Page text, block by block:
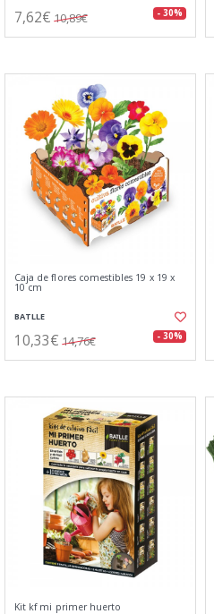
7,62€ 10,89€ - 30%
Caja de flores comestibles 19 x 19 x
10 cm
BATLLE
10,33€ 14,76€ - 30%
Kit kf mi primer huerto